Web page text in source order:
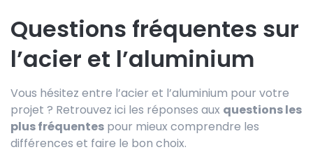
Questions fréquentes sur
l’acier et l’aluminium
Vous hésitez entre l’acier et l’aluminium pour votre
projet ? Retrouvez ici les réponses aux questions les
plus fréquentes pour mieux comprendre les
différences et faire le bon choix.